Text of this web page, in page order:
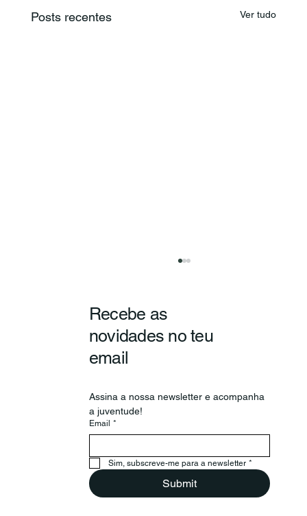
Posts recentes Ver tudo
Secretário-Geral da OIJ visita o
Conselho Nacional de Juventude
juventudes ibero-americanas
Recebe as
novidades no teu
email
Assina a nossa newsletter e acompanha
a juventude!
Email *
Sim, subscreve-me para a newsletter *
Submit